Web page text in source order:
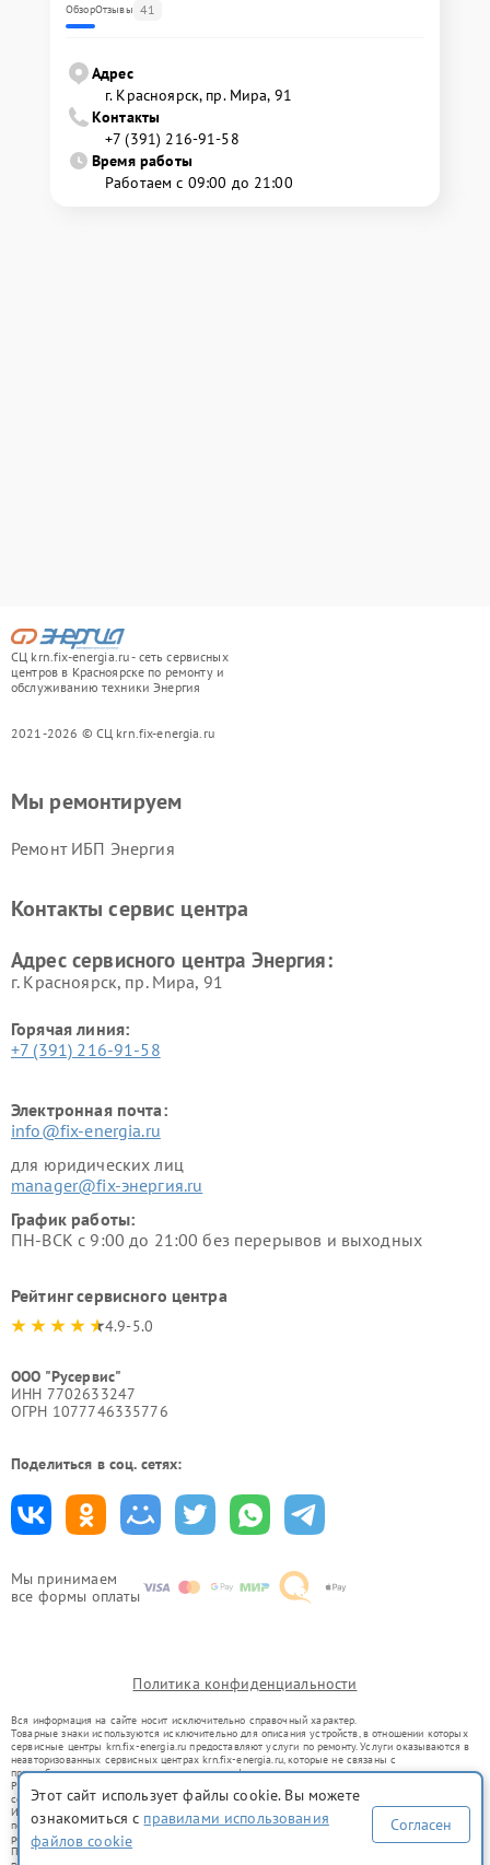
ОбзорОтзывы 41
Адрес
г. Красноярск, ​пр. Мира, 91
Контакты
+7 (391) 216-91-58
Время работы
Работаем с 09:00 до 21:00
СЦ krn.fix-energia.ru - сеть сервисных
центров в Красноярске по ремонту и
обслуживанию техники Энергия
2021-2026 © СЦ krn.fix-energia.ru
Мы принимаем
все формы оплаты
Мы ремонтируем
Ремонт ИБП Энергия
Контакты сервис центра
Адрес сервисного центра Энергия:
г. Красноярск, ​пр. Мира, 91
Горячая линия:
+7 (391) 216-91-58
Электронная почта:
info@fix-energia.ru
для юридических лиц
manager@fix-энергия.ru
График работы:
ПН-ВСК с 9:00 до 21:00 без перерывов и выходных
Рейтинг сервисного центра
4.9-5.0
ООО "Русервис"
ИНН 7702633247
ОГРН 1077746335776
Поделиться в соц. сетях:
Политика конфиденциальности
Вся информация на сайте носит исключительно справочный характер.
Товарные знаки используются исключительно для описания устройств, в отношении которых
сервисные центры krn.fix-energia.ru предоставляют услуги по ремонту. Услуги оказываются в
неавторизованных сервисных центрах krn.fix-energia.ru, которые не связаны с
правообладателями товарных знаков или их официальными представителями.
Ремонт осуществляется для устройств, уже введенных в гражданский оборот в соответствии
со статьей 1487 ГК РФ.
Использование товарных знаков не преследует цели индивидуализации услуг или введения
потребителей в заблуждение, а служит для информирования о предоставляемых услугах по
ремонту техники указанных брендов.
Представленная на сайте информация не является публичной офертой, определяемой
Этот сайт использует файлы cookie. Вы можете
ознакомиться с правилами использования
файлов cookie
Согласен